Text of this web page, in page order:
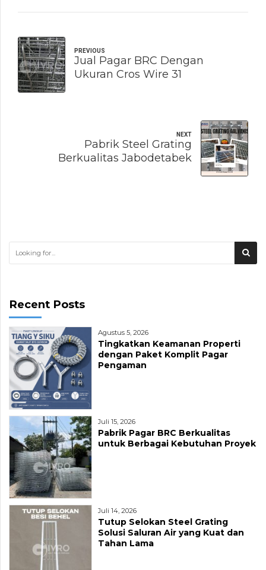
PREVIOUS
Jual Pagar BRC Dengan
Ukuran Cros Wire 31
NEXT
Pabrik Steel Grating
Berkualitas Jabodetabek
Recent Posts
Agustus 5, 2026
Tingkatkan Keamanan Properti
dengan Paket Komplit Pagar
Pengaman
Juli 15, 2026
Pabrik Pagar BRC Berkualitas
untuk Berbagai Kebutuhan Proyek
Juli 14, 2026
Tutup Selokan Steel Grating
Solusi Saluran Air yang Kuat dan
Tahan Lama